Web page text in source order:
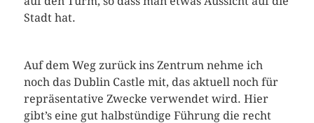
Stadt hat.
Auf dem Weg zurück ins Zentrum nehme ich
noch das Dublin Castle mit, das aktuell noch für
repräsentative Zwecke verwendet wird. Hier
gibt’s eine gut halbstündige Führung die recht